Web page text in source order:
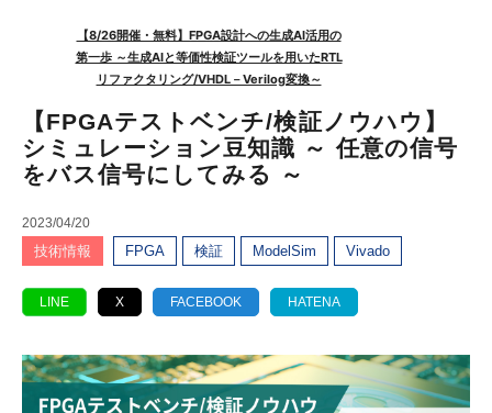
【FPGAテストベンチ/検証ノウハウ】
シミュレーション豆知識 ～ 任意の信号
をバス信号にしてみる ～
2023/04/20
技術情報 FPGA 検証 ModelSim Vivado
LINE X FACEBOOK HATENA